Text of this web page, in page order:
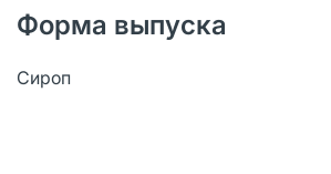
Форма выпуска
Сироп